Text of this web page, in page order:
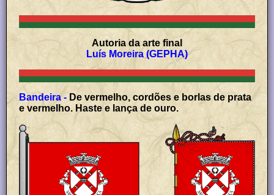
Autoria da arte final
Luís Moreira (GEPHA)
Bandeira -
e vermelho. Haste e lança de ouro.